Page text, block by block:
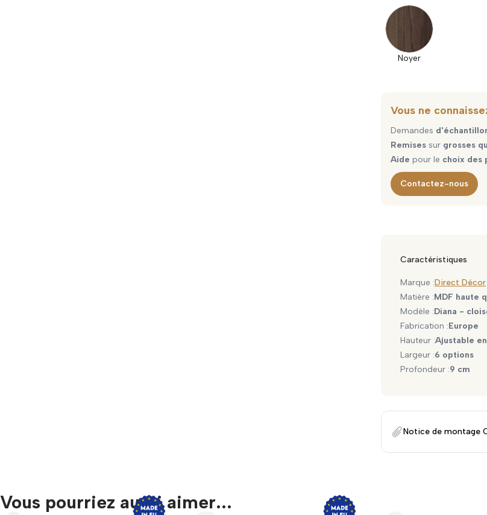
Noyer
Vous ne
Demandes
Remises sur grosses
Aide pour le choix des
Contactez-nous
Caractéristiques
Marque :Direct Décor
Matière :MDF haute
Modèle :Diana -
Fabrication :Europe
Hauteur :Ajustable
Largeur :6 options
Profondeur :9 cm
Notice de montage
Vous pourriez aussi aimer...